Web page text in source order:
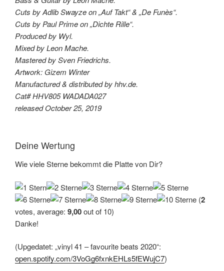
Cuts by Adlib Swayze on „Auf Takt“ & „De Funès“.
Cuts by Paul Prime on „Dichte Rille“.
Produced by Wyl.
Mixed by Leon Mache.
Mastered by Sven Friedrichs.
Artwork: Gizem Winter
Manufactured & distributed by hhv.de.
Cat# HHV805 WADADA027
released October 25, 2019
Deine Wertung
Wie viele Sterne bekommt die Platte von Dir?
(2
votes, average: 9,00out of 10)
Danke!
(Upgedatet: „vinyl 41 – favourite beats 2020“:
open.spotify.com/3VoGg6fxnkEHLs5fEWujC7)